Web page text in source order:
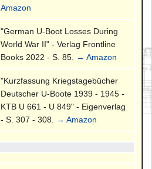
Amazon
"German U-Boot Losses During
World War II" - Verlag Frontline
Books 2022 - S. 85.
→ Amazon
"Kurzfassung Kriegstagebücher
Deutscher U-Boote 1939 - 1945 -
KTB U 661 - U 849" - Eigenverlag
- S. 307 - 308.
→ Amazon